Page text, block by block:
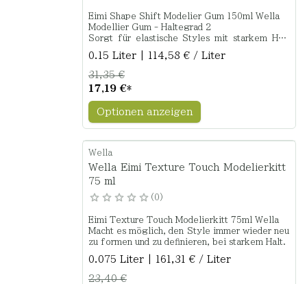
Eimi Shape Shift Modelier Gum 150ml Wella
Modellier Gum - Haltegrad 2
Sorgt für elastische Styles mit starkem Halt
0.15 Liter | 114,58 € / Liter
17,19 €*
31,35 €
Optionen anzeigen
Wella
Wella Eimi Texture Touch Modelierkitt
75 ml
0
Eimi Texture Touch Modelierkitt 75ml Wella
Macht es möglich, den Style immer wieder neu
zu formen und zu definieren, bei starkem Halt.
0.075 Liter | 161,31 € / Liter
23,40 €